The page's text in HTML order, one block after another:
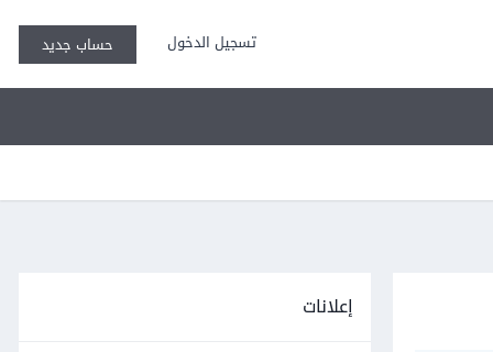
تسجيل الدخول حساب جديد
إعلانات